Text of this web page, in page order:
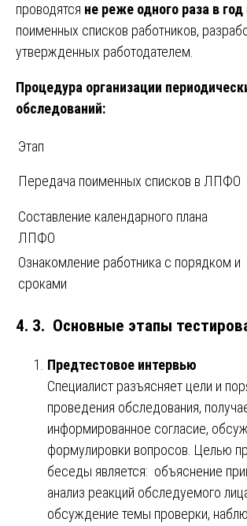
проводятся не реже одного раза в год
поименных списков работников,
утвержденных работодателем.
Процедура организации
обследований:
Этап
Передача поименных списков в ЛПФО
Составление календарного плана
ЛПФО
Ознакомление работника с порядком и
сроками
4. 3. Основные этапы
Предтестовое интервью
Специалист разъясняет цели и
проведения обследования,
информированное согласие,
формулировки вопросов. Целью
беседы является: объяснение
анализ реакций обследуемого
обсуждение темы проверки,